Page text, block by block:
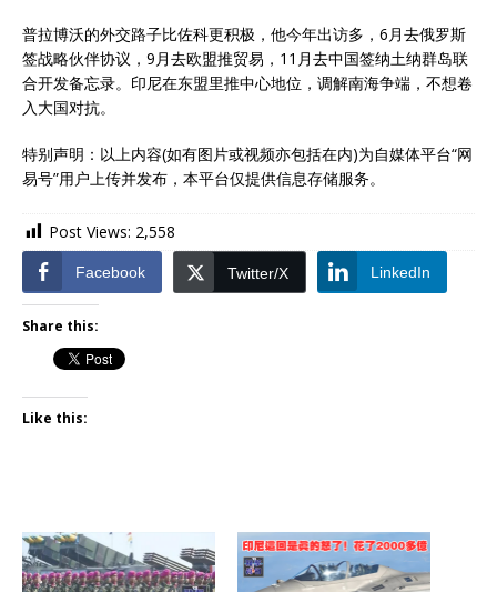
普拉博沃的外交路子比佐科更积极，他今年出访多，6月去俄罗斯
签战略伙伴协议，9月去欧盟推贸易，11月去中国签纳土纳群岛联
合开发备忘录。印尼在东盟里推中心地位，调解南海争端，不想卷
入大国对抗。
特别声明：以上内容(如有图片或视频亦包括在内)为自媒体平台“网
易号”用户上传并发布，本平台仅提供信息存储服务。
Post Views: 2,558
Facebook Twitter/X LinkedIn
Share this:
Like this: